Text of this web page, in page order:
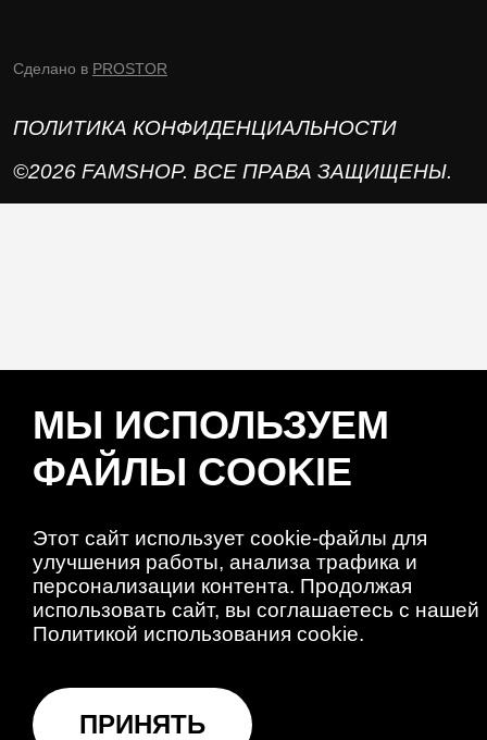
Сделано в PROSTOR
ПОЛИТИКА КОНФИДЕНЦИАЛЬНОСТИ
©2026 FAMSHOP. ВСЕ ПРАВА ЗАЩИЩЕНЫ.
МЫ ИСПОЛЬЗУЕМ
ФАЙЛЫ COOKIE
Этот сайт использует cookie-файлы для
улучшения работы, анализа трафика и
персонализации контента. Продолжая
использовать сайт, вы соглашаетесь с нашей
Политикой использования cookie.
ПРИНЯТЬ